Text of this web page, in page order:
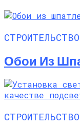
Обои Из